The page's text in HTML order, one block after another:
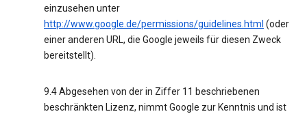
einzusehen unter
http://www.google.de/permissions/guidelines.html (oder
einer anderen URL, die Google jeweils für diesen Zweck
bereitstellt).
9.4 Abgesehen von der in Ziffer 11 beschriebenen
beschränkten Lizenz, nimmt Google zur Kenntnis und ist